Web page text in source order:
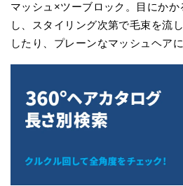
マッシュ×ツーブロック。目にか
し、スタイリング次第で毛束を流
したり、プレーンなマッシュヘア